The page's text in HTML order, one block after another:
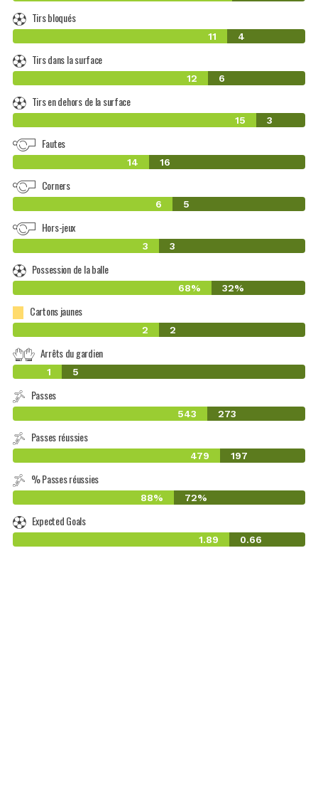
Tirs bloqués
11 4
Tirs dans la surface
12 6
Tirs en dehors de la surface
15 3
Fautes
14 16
Corners
6 5
Hors-jeux
3 3
Possession de la balle
68% 32%
Cartons jaunes
2 2
Arrêts du gardien
1 5
Passes
543 273
Passes réussies
479 197
% Passes réussies
88% 72%
Expected Goals
1.89 0.66